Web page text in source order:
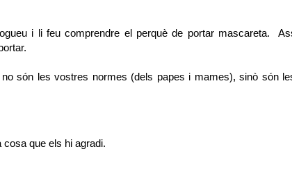
i li feu comprendre el perquè de portar mascareta.
són les vostres normes (dels papes i mames), sinò són
cosa que els hi agradi.